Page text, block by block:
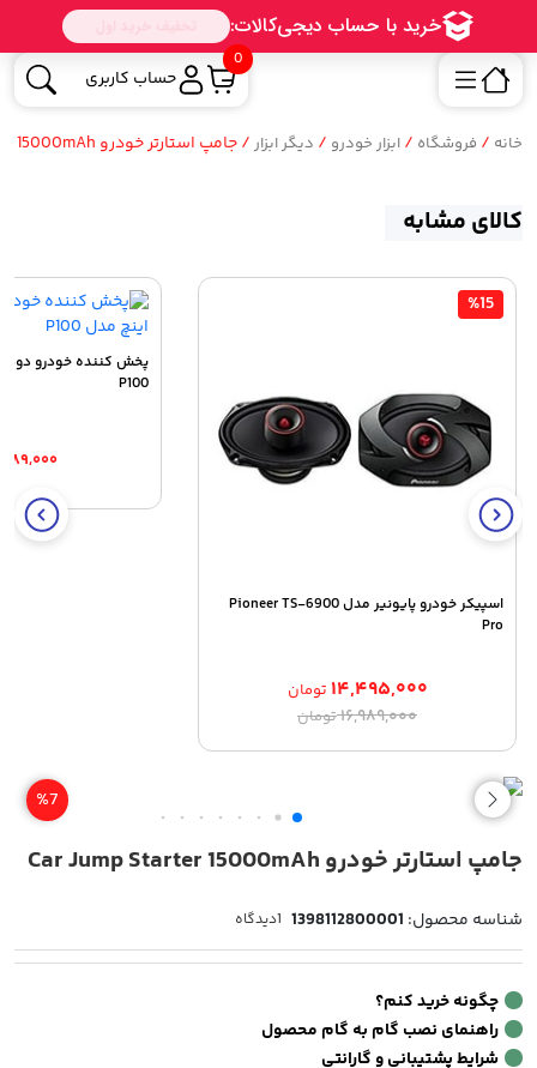
0
حساب کاربری
خانه / فروشگاه / ابزار خودرو / دیگر ابزار / جامپ استارتر خودرو Car Jump Starter 15000mAh
کالای مشابه
%15
اسپیکر خودرو پایونیر مدل Pioneer TS-6900
Pro
۱۶,۹۸۹,۰۰۰تومانقیمت
۱۶,۹۸۹,۰۰۰ تومان
۱۴,۴۹۵,۰۰۰ تومان
قیمت
۱۴,۴۹۵,۰۰۰ تومان.
P100
%7
جامپ استارتر خودرو Car Jump Starter 15000mAh
شناسه محصول: 1398112800001
1دیدگاه
چگونه خرید کنم؟
راهنمای نصب گام به گام محصول
شرایط پشتیبانی و گارانتی